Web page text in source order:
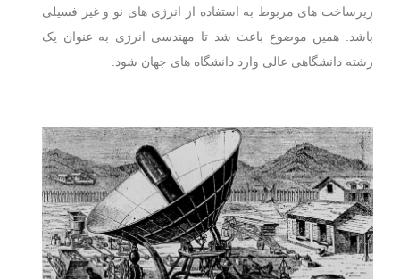
زیرساخت های مربوط به استفاده از انرژی های نو و غیر فسیلی
باشد. همین موضوع باعث شد تا مهندسی انرژی به عنوان یک
رشته دانشگاهی عالی وارد دانشگاه های جهان شود.